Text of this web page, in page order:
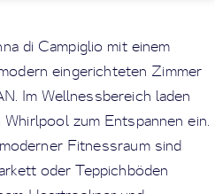
di Campiglio mit einem
eingerichteten Zimmer
Im Wellnessbereich laden
zum Entspannen ein.
Fitnessraum sind
oder Teppichböden